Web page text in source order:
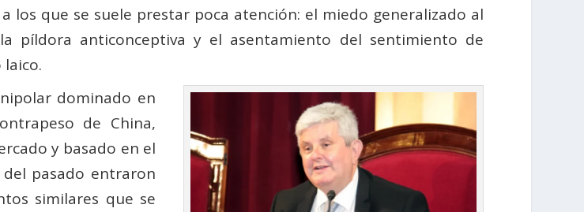
los que se suele prestar poca atención: el miedo generalizado al
píldora anticonceptiva y el asentamiento del sentimiento de
dominado en
de China,
y basado en el
pasado entraron
similares que se